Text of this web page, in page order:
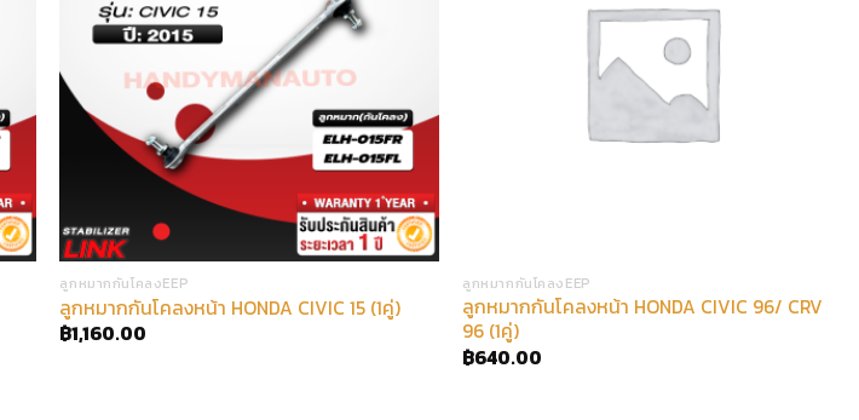
ลูกหมากกันโคลงEEP
ลูกหมากกันโคลงหน้า HONDA CIVIC 15 (1คู่)
฿1,160.00
ลูกหมากกันโคลงEEP
ลูกหมากกันโคลงหน้า HONDA CIVIC 96/ CRV
96 (1คู่)
฿640.00